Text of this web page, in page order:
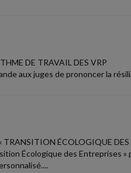
DE TRAVAIL DES VRP
aux juges de prononcer la
TRANSITION ÉCOLOGIQUE
Écologique des Entreprises